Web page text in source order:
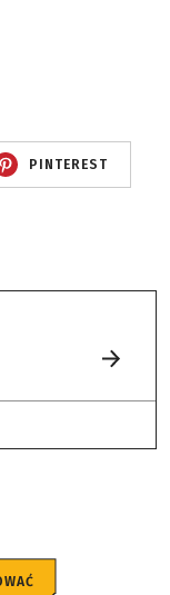
PINTEREST